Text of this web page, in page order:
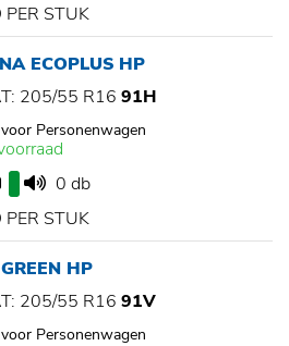
PER STUK
ECOPLUS HP
205/55 R16 91H
Personenwagen
0 db
PER STUK
HP
205/55 R16 91V
Personenwagen